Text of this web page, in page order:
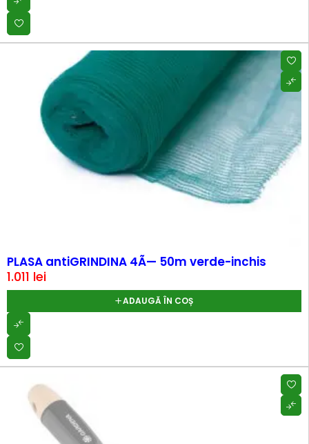
PLASA antiGRINDINA 4Ã— 50m verde-inchis
1.011 lei
ADAUGĂ ÎN COȘ